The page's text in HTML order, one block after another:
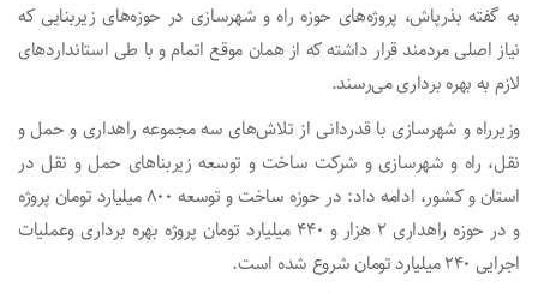
به گفته بذرپاش، پروژه‌های حوزه راه و شهرسازی در حوزه‌های زیربنایی که
نیاز اصلی مردمند قرار داشته که از همان موقع اتمام و با طی استاندارد‌های
لازم به بهره برداری می‌رسند.
وزیرراه و شهرسازی با قدردانی از تلاش‌های سه مجموعه راهداری و حمل و
نقل، راه و شهرسازی و شرکت ساخت و توسعه زیربنا‌های حمل و نقل در
استان و کشور، ادامه داد: در حوزه ساخت و توسعه ۸۰۰ میلیارد تومان پروژه
و در حوزه راهداری ۲ هزار و ۴۴۰ میلیارد تومان پروژه بهره برداری وعملیات
اجرایی ۲۴۰ میلیارد تومان شروع شده است.